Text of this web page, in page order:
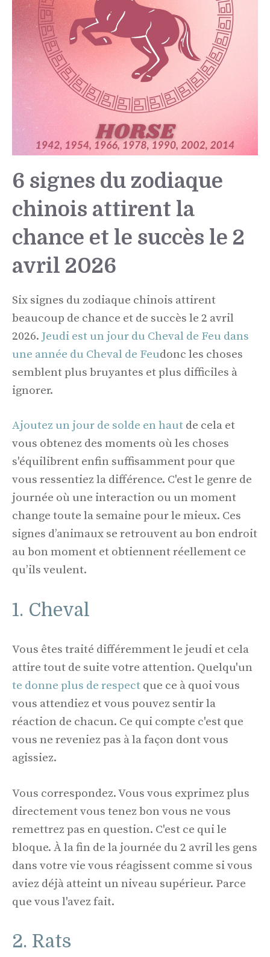
6 signes du zodiaque
chinois attirent la
chance et le succès le 2
avril 2026
Six signes du zodiaque chinois attirent
beaucoup de chance et de succès le 2 avril
2026. Jeudi est un jour du Cheval de Feu dans
une année du Cheval de Feudonc les choses
semblent plus bruyantes et plus difficiles à
ignorer.
Ajoutez un jour de solde en haut de cela et
vous obtenez des moments où les choses
s'équilibrent enfin suffisamment pour que
vous ressentiez la différence. C'est le genre de
journée où une interaction ou un moment
change toute la semaine pour le mieux. Ces
signes d’animaux se retrouvent au bon endroit
au bon moment et obtiennent réellement ce
qu’ils veulent.
1. Cheval
Vous êtes traité différemment le jeudi et cela
attire tout de suite votre attention. Quelqu'un
te donne plus de respect que ce à quoi vous
vous attendiez et vous pouvez sentir la
réaction de chacun. Ce qui compte c'est que
vous ne reveniez pas à la façon dont vous
agissiez.
Vous correspondez. Vous vous exprimez plus
directement vous tenez bon vous ne vous
remettrez pas en question. C'est ce qui le
bloque. À la fin de la journée du 2 avril les gens
dans votre vie vous réagissent comme si vous
aviez déjà atteint un niveau supérieur. Parce
que vous l'avez fait.
2. Rats